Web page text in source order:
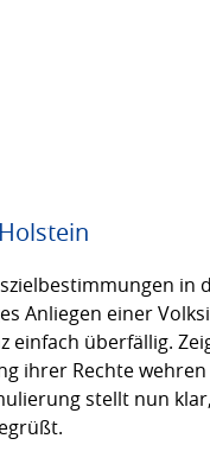
in
Anliegen einer
einfach überfällig.
ihrer Rechte
stellt nun